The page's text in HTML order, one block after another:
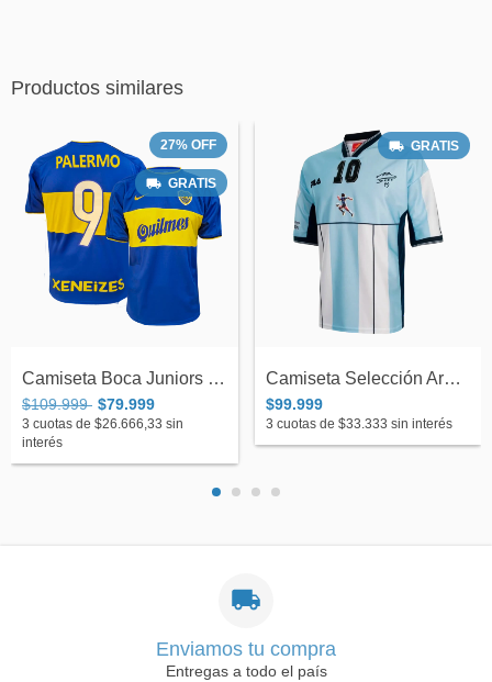
Productos similares
27% OFF
GRATIS
Camiseta Boca Juniors Titular Nike 2000...
$109.999 $79.999
3 cuotas de $26.666,33 sin
interés
GRATIS
Camiseta Selección Argentina Fila Partid...
$99.999
3 cuotas de $33.333 sin interés
Enviamos tu compra
Entregas a todo el país